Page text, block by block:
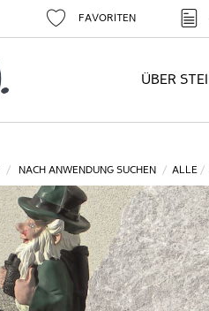
FAVORITEN
ÜBER
NACH ANWENDUNG SUCHEN ALLE